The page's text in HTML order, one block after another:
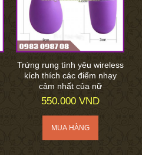
Trứng rung tình yêu wireless
kích thích các điểm nhạy
cảm nhất của nữ
550.000 VND